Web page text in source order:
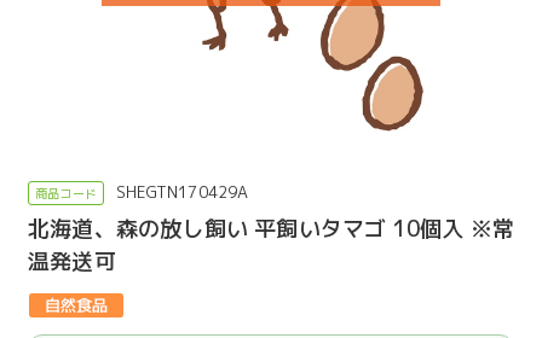
SHEGTN170429A
北海道、森の放し飼い 平飼いタマゴ 10個入 ※常
温発送可